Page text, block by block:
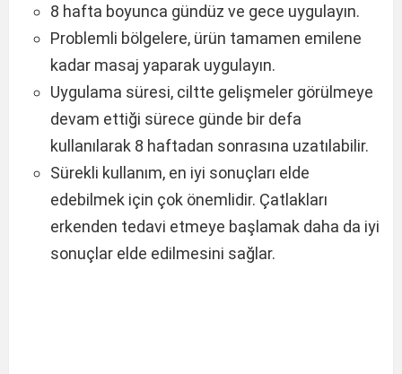
8 hafta boyunca gündüz ve gece uygulayın.
Problemli bölgelere, ürün tamamen emilene
kadar masaj yaparak uygulayın.
Uygulama süresi, ciltte gelişmeler görülmeye
devam ettiği sürece günde bir defa
kullanılarak 8 haftadan sonrasına uzatılabilir.
Sürekli kullanım, en iyi sonuçları elde
edebilmek için çok önemlidir. Çatlakları
erkenden tedavi etmeye başlamak daha da iyi
sonuçlar elde edilmesini sağlar.